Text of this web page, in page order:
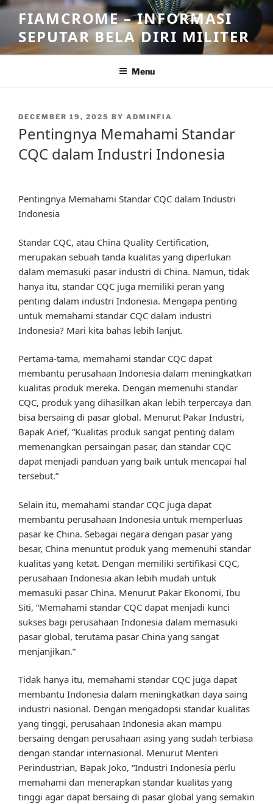
Skip
content
FIAMCROME – INFORMASI
SEPUTAR BELA DIRI MILITER
Menu
POSTED
DECEMBER 19, 2025 BY ADMINFIA
Pentingnya Memahami Standar
CQC dalam Industri Indonesia
Pentingnya Memahami Standar CQC dalam Industri
Indonesia
Standar CQC, atau China Quality Certification,
merupakan sebuah tanda kualitas yang diperlukan
dalam memasuki pasar industri di China. Namun, tidak
hanya itu, standar CQC juga memiliki peran yang
penting dalam industri Indonesia. Mengapa penting
untuk memahami standar CQC dalam industri
Indonesia? Mari kita bahas lebih lanjut.
Pertama-tama, memahami standar CQC dapat
membantu perusahaan Indonesia dalam meningkatkan
kualitas produk mereka. Dengan memenuhi standar
CQC, produk yang dihasilkan akan lebih terpercaya dan
bisa bersaing di pasar global. Menurut Pakar Industri,
Bapak Arief, “Kualitas produk sangat penting dalam
memenangkan persaingan pasar, dan standar CQC
dapat menjadi panduan yang baik untuk mencapai hal
tersebut.”
Selain itu, memahami standar CQC juga dapat
membantu perusahaan Indonesia untuk memperluas
pasar ke China. Sebagai negara dengan pasar yang
besar, China menuntut produk yang memenuhi standar
kualitas yang ketat. Dengan memiliki sertifikasi CQC,
perusahaan Indonesia akan lebih mudah untuk
memasuki pasar China. Menurut Pakar Ekonomi, Ibu
Siti, “Memahami standar CQC dapat menjadi kunci
sukses bagi perusahaan Indonesia dalam memasuki
pasar global, terutama pasar China yang sangat
menjanjikan.”
Tidak hanya itu, memahami standar CQC juga dapat
membantu Indonesia dalam meningkatkan daya saing
industri nasional. Dengan mengadopsi standar kualitas
yang tinggi, perusahaan Indonesia akan mampu
bersaing dengan perusahaan asing yang sudah terbiasa
dengan standar internasional. Menurut Menteri
Perindustrian, Bapak Joko, “Industri Indonesia perlu
memahami dan menerapkan standar kualitas yang
tinggi agar dapat bersaing di pasar global yang semakin